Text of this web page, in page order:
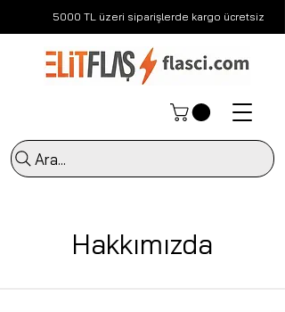
5000 TL üzeri siparişlerde kargo ücretsiz
Ara...
Hakkımızda